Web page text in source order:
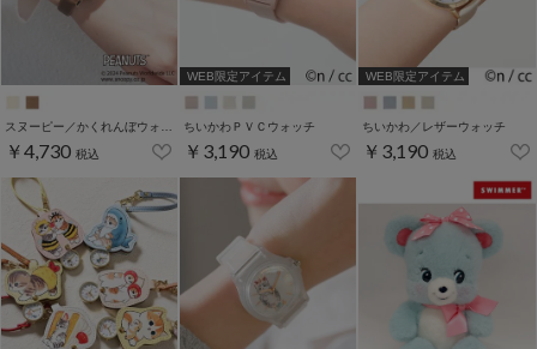
￥4,730 税込
WEB限定アイテム
ちいかわＰＶＣウォッチ
￥3,190 税込
WEB限定アイテム
ちいかわ／レザーウォッチ
￥3,190 税込